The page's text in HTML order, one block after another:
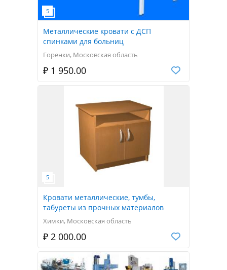
Металлические кровати с ДСП
спинками для больниц
Горенки, Московская область
₽ 1 950.00
Кровати металлические, тумбы,
табуреты из прочных материалов
Химки, Московская область
₽ 2 000.00